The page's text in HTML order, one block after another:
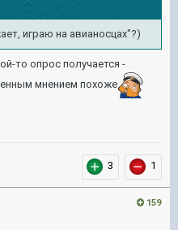
играю на авианосцах"?)
то опрос получается -
мнением похоже
3 1
159